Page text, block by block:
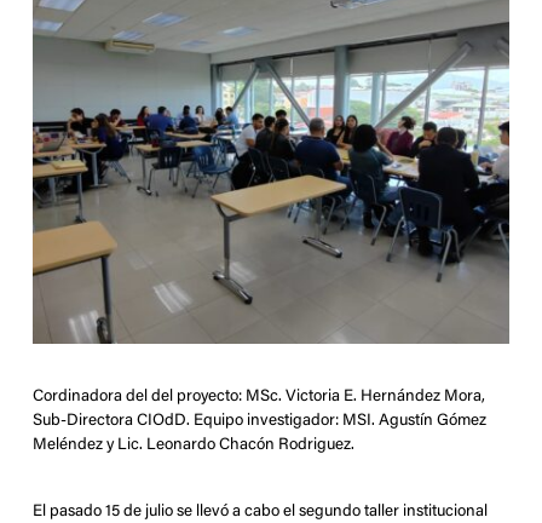
Cordinadora del del proyecto: MSc. Victoria E. Hernández Mora,
Sub-Directora CIOdD. Equipo investigador: MSI. Agustín Gómez
Meléndez y Lic. Leonardo Chacón Rodriguez.
El pasado 15 de julio se llevó a cabo el segundo taller institucional